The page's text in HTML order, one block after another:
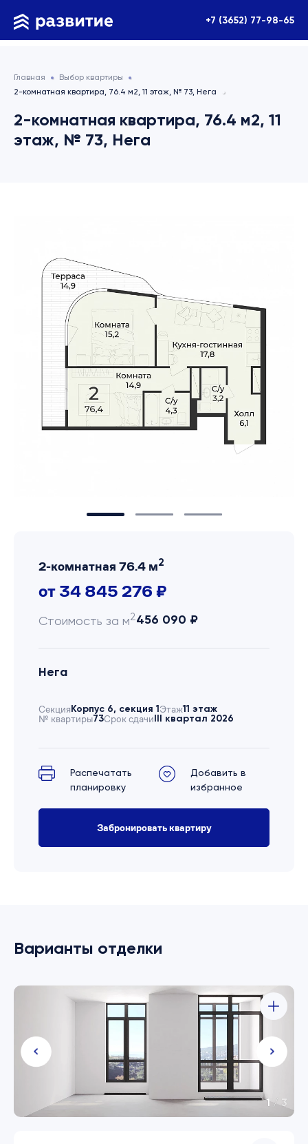
+7 (3652) 77-98-65
Главная
Выбор квартиры
2-комнатная квартира, 76.4 м2, 11 этаж, № 73, Нега
2-комнатная квартира, 76.4 м2, 11
этаж, № 73, Нега
2-комнатная 76.4 м2
от 34 845 276 ₽
Стоимость за м2456 090 ₽
Нега
СекцияКорпус 6, секция 1Этаж11 этаж
№ квартиры73Срок сдачиIII квартал 2026
Распечатать
планировку
Добавить в
избранное
Забронировать квартиру
Варианты отделки
1 /3